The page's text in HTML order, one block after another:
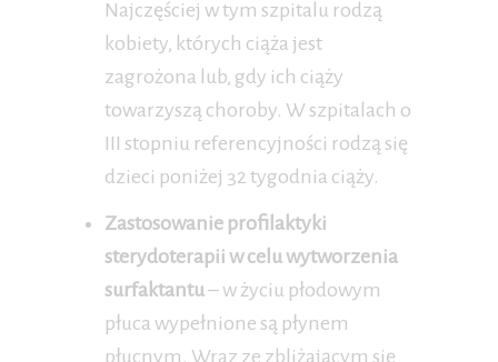
Najczęściej w tym szpitalu rodzą
kobiety, których ciąża jest
zagrożona lub, gdy ich ciąży
towarzyszą choroby. W szpitalach o
III stopniu referencyjności rodzą się
dzieci poniżej 32 tygodnia ciąży.
Zastosowanie profilaktyki
sterydoterapii w celu wytworzenia
surfaktantu– w życiu płodowym
płuca wypełnione są płynem
płucnym. Wraz ze zbliżającym się